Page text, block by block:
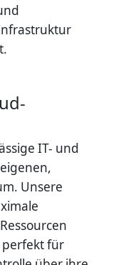
IT- und
Unsere
perfekt für